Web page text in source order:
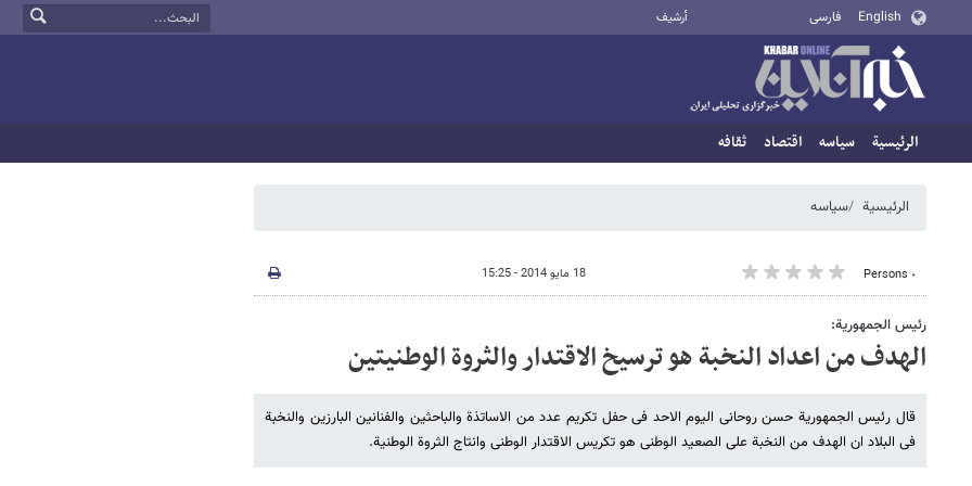
English فارسی أرشيف
الرئيسية سیاسه اقتصاد ثقافه
الرئيسية سیاسه
٠ Persons 18 مايو 2014 - 15:25
رئیس الجمهوریة:
الهدف من اعداد النخبة هو ترسیخ الاقتدار والثروة الوطنیتین
قال رئیس الجمهوریة حسن روحانی الیوم الاحد فی حفل تکریم عدد من الاساتذة والباحثین والفنانین البارزین والنخبة
فی البلاد ان الهدف من النخبة علی الصعید الوطنی هو تکریس الاقتدار الوطنی وانتاج الثروة الوطنیة.